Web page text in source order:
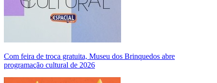
Com feira de troca gratuita, Museu dos Brinquedos abre
programação cultural de 2026